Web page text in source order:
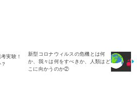
実験！
？
新型コロナウィルスの危機とは何
か、我々は何をすべきか、人類はど
こに向かうのか②